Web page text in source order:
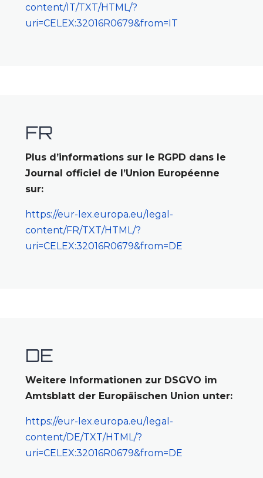
content/IT/TXT/HTML/?
uri=CELEX:32016R0679&from=IT
FR
Plus d’informations sur le RGPD dans le
Journal officiel de l’Union Européenne
sur:
https://eur-lex.europa.eu/legal-
content/FR/TXT/HTML/?
uri=CELEX:32016R0679&from=DE
DE
Weitere Informationen zur DSGVO im
Amtsblatt der Europäischen Union unter:
https://eur-lex.europa.eu/legal-
content/DE/TXT/HTML/?
uri=CELEX:32016R0679&from=DE